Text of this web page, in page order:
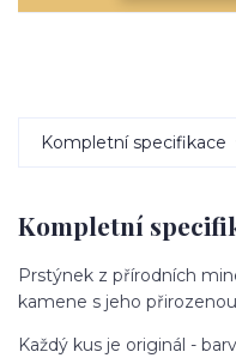
Kompletní specifikace
Kompletní
Prstýnek z přírodních
kamene s jeho
Každý kus je originál -